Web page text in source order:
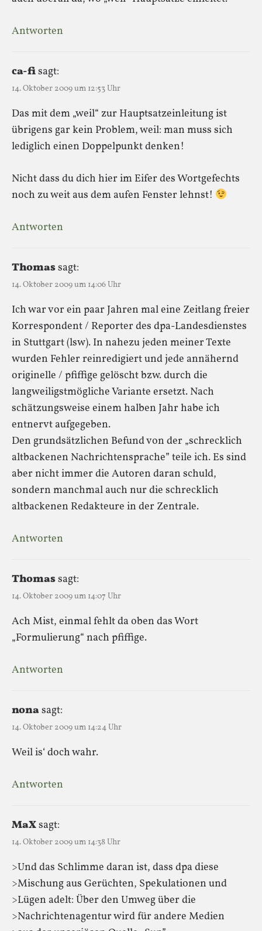
Antworten
ca-fisagt:
14. Oktober 2009 um 12:53 Uhr
Das mit dem „weil“ zur Hauptsatzeinleitung ist
übrigens gar kein Problem, weil: man muss sich
lediglich einen Doppelpunkt denken!
Nicht dass du dich hier im Eifer des Wortgefechts
noch zu weit aus dem aufen Fenster lehnst!
Antworten
Thomassagt:
14. Oktober 2009 um 14:06 Uhr
Ich war vor ein paar Jahren mal eine Zeitlang freier
Korrespondent / Reporter des dpa-Landesdienstes
in Stuttgart (lsw). In nahezu jeden meiner Texte
wurden Fehler reinredigiert und jede annähernd
originelle / pfiffige gelöscht bzw. durch die
langweiligstmögliche Variante ersetzt. Nach
schätzungsweise einem halben Jahr habe ich
entnervt aufgegeben.
Den grundsätzlichen Befund von der „schrecklich
altbackenen Nachrichtensprache” teile ich. Es sind
aber nicht immer die Autoren daran schuld,
sondern manchmal auch nur die schrecklich
altbackenen Redakteure in der Zentrale.
Antworten
Thomassagt:
14. Oktober 2009 um 14:07 Uhr
Ach Mist, einmal fehlt da oben das Wort
„Formulierung“ nach pfiffige.
Antworten
nonasagt:
14. Oktober 2009 um 14:24 Uhr
Weil is‘ doch wahr.
Antworten
MaXsagt:
14. Oktober 2009 um 14:38 Uhr
>Und das Schlimme daran ist, dass dpa diese
>Mischung aus Gerüchten, Spekulationen und
>Lügen adelt: Über den Umweg über die
>Nachrichtenagentur wird für andere Medien